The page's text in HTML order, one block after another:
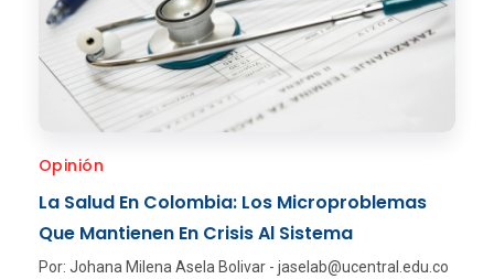
Opinión
La Salud En Colombia: Los Microproblemas
Que Mantienen En Crisis Al Sistema
Por: Johana Milena Asela Bolivar - jaselab@ucentral.edu.co